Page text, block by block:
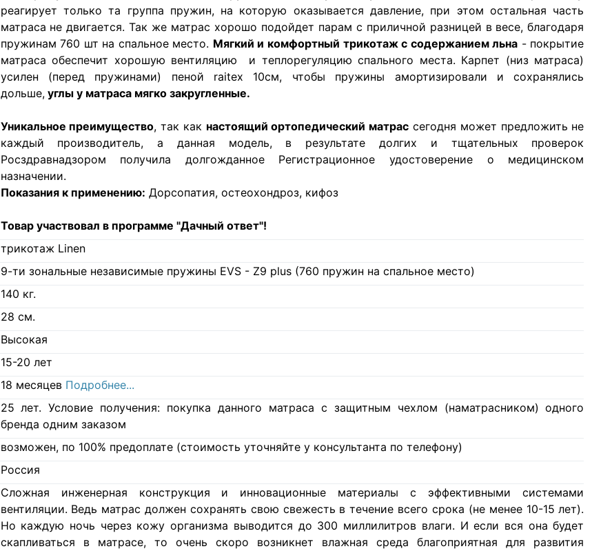
реагирует только та группа пружин, на которую оказывается давление, при этом остальная часть
матраса не двигается. Так же матрас хорошо подойдет парам с приличной разницей в весе, благодаря
пружинам 760 шт на спальное место. Мягкий и комфортный трикотаж с содержанием льна - покрытие
матраса обеспечит хорошую вентиляцию и теплорегуляцию спального места. Карпет (низ матраса)
усилен (перед пружинами) пеной raitex 10см, чтобы пружины амортизировали и сохранялись
дольше,углы у матраса мягко закругленные.
Уникальное преимущество, так как настоящий ортопедический матрас сегодня может предложить не
каждый производитель, а данная модель, в результате долгих и тщательных проверок
Росздравнадзором получила долгожданное Регистрационное удостоверение о медицинском
назначении.
Показания к применению: Дорсопатия, остеохондроз, кифоз
Товар участвовал в программе "Дачный ответ"!
трикотаж Linen
9-ти зональные независимые пружины EVS - Z9 plus (760 пружин на спальное место)
140 кг.
28 см.
Высокая
15-20 лет
18 месяцев Подробнее...
25 лет. Условие получения: покупка данного матраса с защитным чехлом (наматрасником) одного
бренда одним заказом
возможен, по 100% предоплате (стоимость уточняйте у консультанта по телефону)
Россия
Cложная инженерная конструкция и инновационные материалы с эффективными системами
вентиляции. Ведь матрас должен сохранять свою свежесть в течение всего срока (не менее 10-15 лет).
Но каждую ночь через кожу организма выводится до 300 миллилитров влаги. И если вся она будет
скапливаться в матрасе, то очень скоро возникнет влажная среда благоприятная для развития